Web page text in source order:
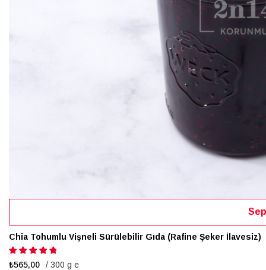
Chia Tohumlu Vişneli Sürülebilir Gıda (Rafine Şeker İlavesiz)
Puanlama:
₺565,00 / 300 g e